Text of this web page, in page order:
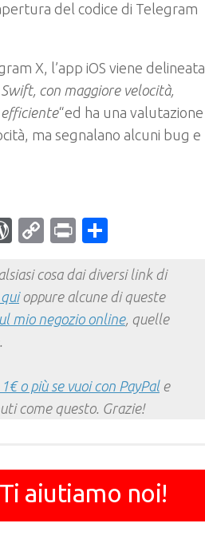
del codice di Telegram
X, l’app iOS viene delineata
con maggiore velocità,
“ed ha una valutazione
ma segnalano alcuni bug e
WordPress
CopyPrint
cosa dai diversi link di
oppure alcune di queste
mio negozio online, quelle
o più se vuoi con PayPale
come questo. Grazie!
aiutiamo noi!